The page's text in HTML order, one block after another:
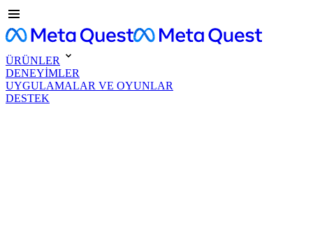
ÜRÜNLER
DENEYİMLER
UYGULAMALAR VE OYUNLAR
DESTEK